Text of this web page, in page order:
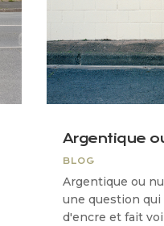
Argentique
BLOG
Argentique ou
une question qui
d'encre et fait